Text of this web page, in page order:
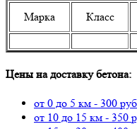
Марка Класс
Цены на доставку бетона:
от 0 до 5 км - 300
от 10 до 15 км - 350